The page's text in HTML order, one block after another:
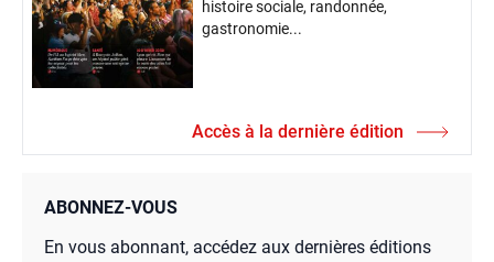
histoire sociale, randonnée,
gastronomie...
Accès à la dernière édition
ABONNEZ-VOUS
En vous abonnant, accédez aux dernières éditions